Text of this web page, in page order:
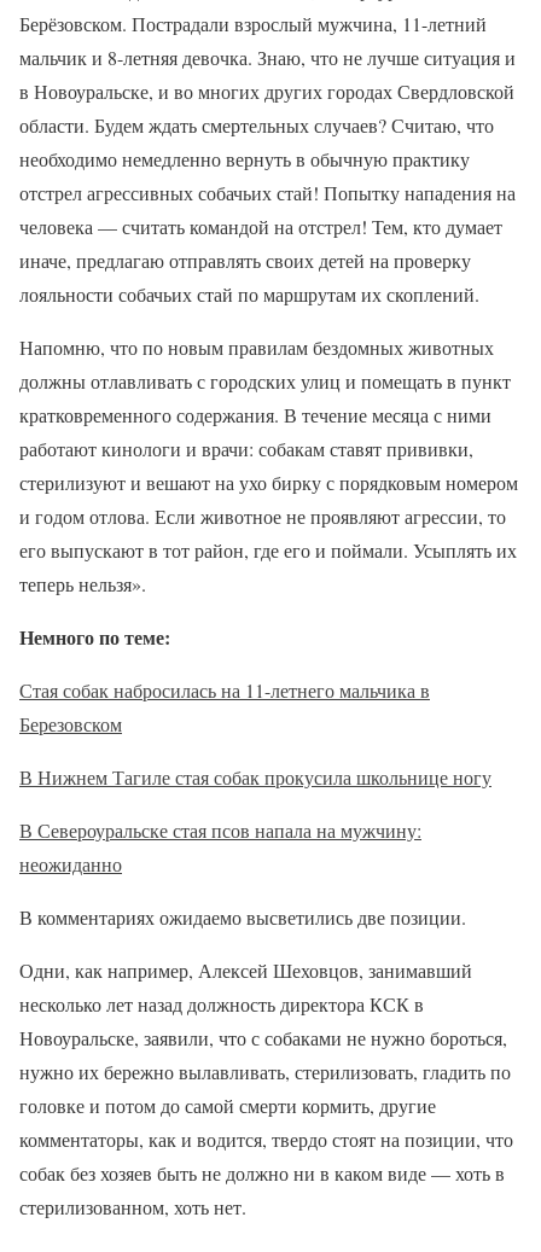
Берёзовском. Пострадали взрослый мужчина, 11-летний
мальчик и 8-летняя девочка. Знаю, что не лучше ситуация и
в Новоуральске, и во многих других городах Свердловской
области. Будем ждать смертельных случаев? Считаю, что
необходимо немедленно вернуть в обычную практику
отстрел агрессивных собачьих стай! Попытку нападения на
человека — считать командой на отстрел! Тем, кто думает
иначе, предлагаю отправлять своих детей на проверку
лояльности собачьих стай по маршрутам их скоплений.
Напомню, что по новым правилам бездомных животных
должны отлавливать с городских улиц и помещать в пункт
кратковременного содержания. В течение месяца с ними
работают кинологи и врачи: собакам ставят прививки,
стерилизуют и вешают на ухо бирку с порядковым номером
и годом отлова. Если животное не проявляют агрессии, то
его выпускают в тот район, где его и поймали. Усыплять их
теперь нельзя».
Немного по теме:
Стая собак набросилась на 11-летнего мальчика в
Березовском
В Нижнем Тагиле стая собак прокусила школьнице ногу
В Североуральске стая псов напала на мужчину:
неожиданно
В комментариях ожидаемо высветились две позиции.
Одни, как например, Алексей Шеховцов, занимавший
несколько лет назад должность директора КСК в
Новоуральске, заявили, что с собаками не нужно бороться,
нужно их бережно вылавливать, стерилизовать, гладить по
головке и потом до самой смерти кормить, другие
комментаторы, как и водится, твердо стоят на позиции, что
собак без хозяев быть не должно ни в каком виде — хоть в
стерилизованном, хоть нет.